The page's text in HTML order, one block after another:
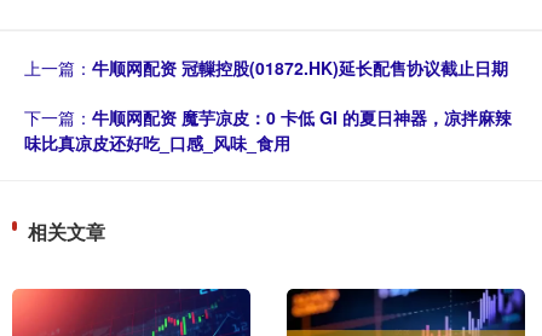
上一篇： 牛顺网配资 冠轈控股(01872.HK)延长配售协议截止日期
下一篇： 牛顺网配资 魔芋凉皮：0 卡低 GI 的夏日神器，凉拌麻辣
味比真凉皮还好吃_口感_风味_食用
相关文章